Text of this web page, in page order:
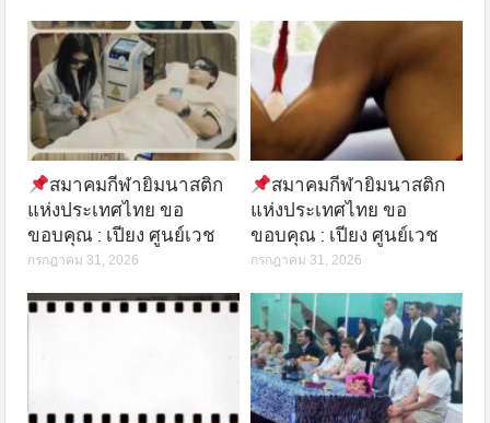
สมาคมกีฬายิมนาสติก
แห่งประเทศไทย ขอ
ขอบคุณ : เปียง ศูนย์เวช
กรกฎาคม 31, 2026
สมาคมกีฬายิมนาสติก
แห่งประเทศไทย ขอ
ขอบคุณ : เปียง ศูนย์เวช
กรกฎาคม 31, 2026